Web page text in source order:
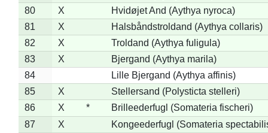
80
X
Hvidøjet And (Aythya nyroca)
81
X
Halsbåndstroldand (Aythya collaris)
82
X
Troldand (Aythya fuligula)
83
X
Bjergand (Aythya marila)
84
Lille Bjergand (Aythya affinis)
85
X
Stellersand (Polysticta stelleri)
86
X *
Brilleederfugl (Somateria fischeri)
87
X
Kongeederfugl (Somateria